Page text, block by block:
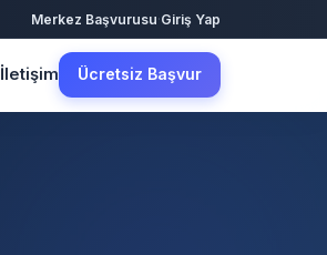
Merkez Başvurusu·Giriş Yap
İletişim Ücretsiz Başvur